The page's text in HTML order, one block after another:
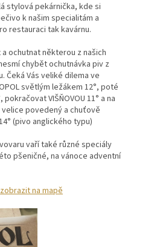
stylová pekárnička, kde si
k našim specialitám a
restauraci tak kavárnu.
ochutnat některou z našich
chybět ochutnávka piv z
Čeká Vás veliké dilema ve
světlým ležákem 12°, poté
pokračovat VIŠŇOVOU 11° a na
povedený a chuťově
(pivo anglického typu)
vaří také různé speciály
pšeničné, na vánoce adventní
zobrazit na mapě